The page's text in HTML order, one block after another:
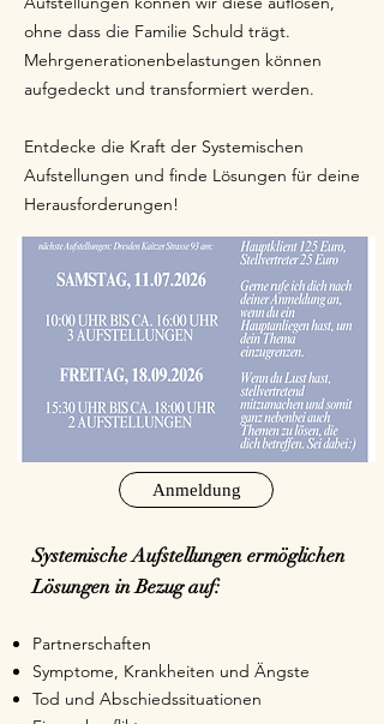
ohne dass die Familie Schuld trägt.
Mehrgenerationenbelastungen können
aufgedeckt und transformiert werden.
Entdecke die Kraft der Systemischen
Aufstellungen und finde Lösungen für deine
Herausforderungen!
Anmeldung
Systemische Aufstellungen ermöglichen
Lösungen in Bezug auf:
Partnerschaften
Symptome, Krankheiten und Ängste
Tod und Abschiedssituationen